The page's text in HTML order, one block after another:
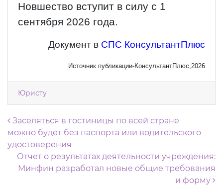
Новшество вступит в силу с 1
сентября 2026 года.
Документ в СПС КонсультантПлюс
Источник публикации-КонсультантПлюс,2026
Юристу
Навигация по записям
Заселяться в гостиницы по всей стране
можно будет без паспорта или водительского
удостоверения
Отчет о результатах деятельности учреждения:
Минфин разработал новые общие требования
и форму